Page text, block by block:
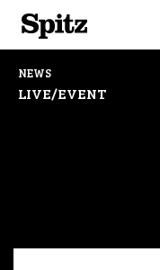
NEWS
LIVE/EVENT